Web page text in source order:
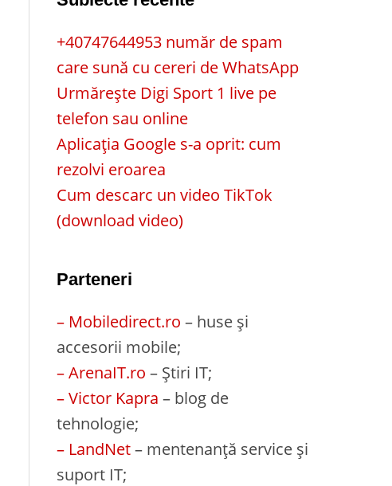
+40747644953 număr de spam
care sună cu cereri de WhatsApp
Urmărește Digi Sport 1 live pe
telefon sau online
Aplicația Google s-a oprit: cum
rezolvi eroarea
Cum descarc un video TikTok
(download video)
Parteneri
– Mobiledirect.ro – huse și
accesorii mobile;
– ArenaIT.ro – Știri IT;
– Victor Kapra – blog de
tehnologie;
– LandNet– mentenanță service și
suport IT;